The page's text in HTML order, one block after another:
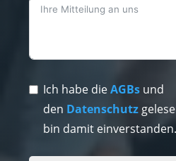
Ich habe dieAGBs und
den Datenschutz
bin damit einverstanden.